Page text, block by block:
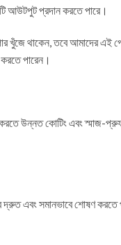
আউটপুট প্রদান করতে পারে।
খুঁজে থাকেন, তবে আমাদের এই
পারেন।
করতে উন্নত কোটিং এবং স্মাজ-
এবং সমানভাবে শোষণ করতে